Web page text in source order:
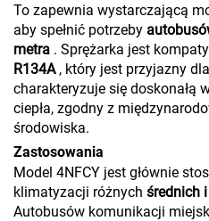
To zapewnia wystarczającą
aby spełnić potrzeby
metra . Sprężarka jest
R134A , który jest przyjazny
charakteryzuje się doskonałą
ciepła, zgodny z
środowiska.
Zastosowania
Model 4NFCY jest głównie
klimatyzacji różnych średnich
Autobusów komunikacji